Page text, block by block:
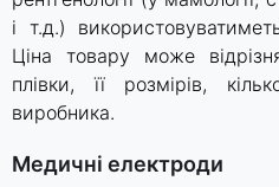
і т.д.)
Ціна товару може
плівки, її розмірів,
виробника.
Медичні електроди